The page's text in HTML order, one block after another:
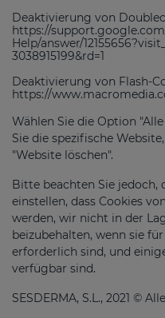
Deaktivierung von
https://
Help/answer/
3038915199&rd=1
Deaktivierung von Flash-
https://
Wählen Sie die Option
Sie die spezifische
"Website löschen".
Bitte beachten Sie jedoch,
einstellen, dass Cookies
werden, wir nicht in der
beizubehalten, wenn sie
erforderlich sind, und
verfügbar sind.
SESDERMA, S.L., 2021 ©